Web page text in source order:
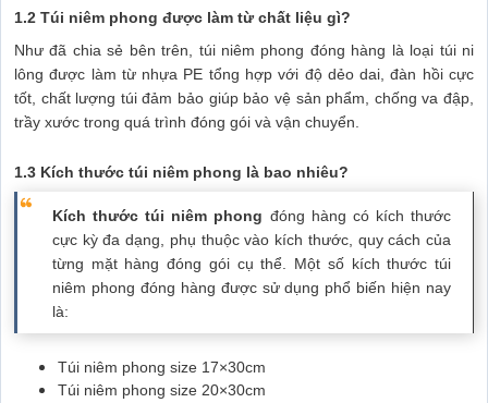
1.2 Túi niêm phong được làm từ chất liệu gì?
Như đã chia sẻ bên trên, túi niêm phong đóng hàng là loại túi ni
lông được làm từ nhựa PE tổng hợp với độ dẻo dai, đàn hồi cực
tốt, chất lượng túi đảm bảo giúp bảo vệ sản phẩm, chống va đập,
trầy xước trong quá trình đóng gói và vận chuyển.
1.3 Kích thước túi niêm phong là bao nhiêu?
Kích thước túi niêm phong đóng hàng có kích thước
cực kỳ đa dạng, phụ thuộc vào kích thước, quy cách của
từng mặt hàng đóng gói cụ thể. Một số kích thước túi
niêm phong đóng hàng được sử dụng phổ biến hiện nay
là:
Túi niêm phong size 17×30cm
Túi niêm phong size 20×30cm